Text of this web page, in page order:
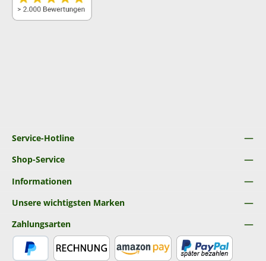
Service-Hotline
Shop-Service
Informationen
Unsere wichtigsten Marken
Zahlungsarten